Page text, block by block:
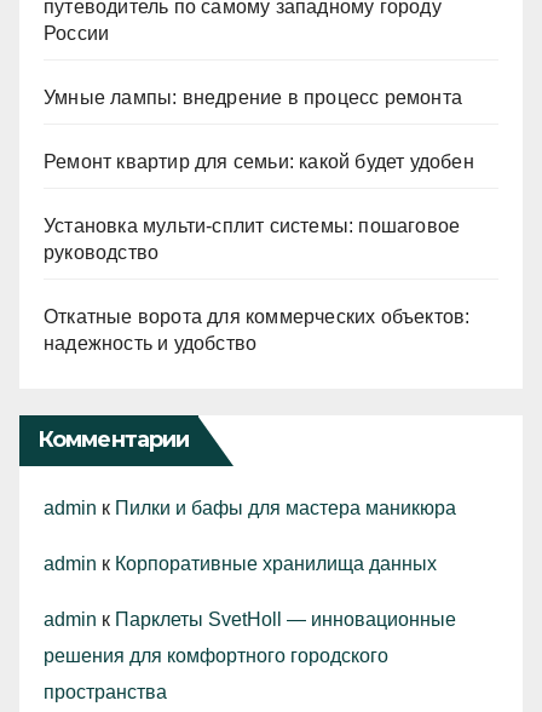
путеводитель по самому западному городу
России
Умные лампы: внедрение в процесс ремонта
Ремонт квартир для семьи: какой будет удобен
Установка мульти-сплит системы: пошаговое
руководство
Откатные ворота для коммерческих объектов:
надежность и удобство
Комментарии
admin к Пилки и бафы для мастера маникюра
admin к Корпоративные хранилища данных
admin к Парклеты SvetHoll — инновационные
решения для комфортного городского
пространства